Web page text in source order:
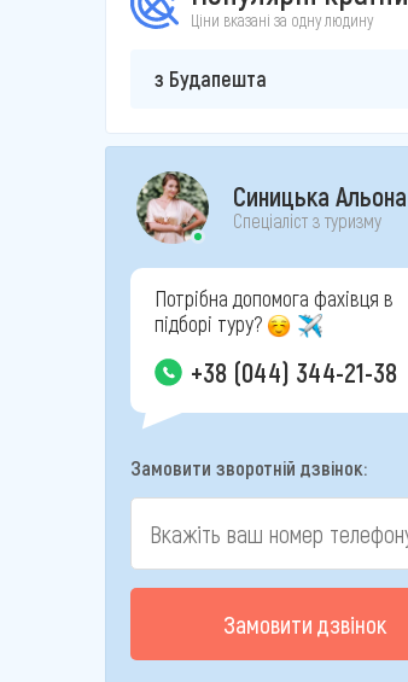
Ціни вказані за одну людину
з Будапешта
Синицька Альона
Спеціаліст з туризму
Потрібна допомога фахівця в
підборі туру?
+38 (044) 344-21-38
Замовити зворотній дзвінок:
Замовити дзвінок